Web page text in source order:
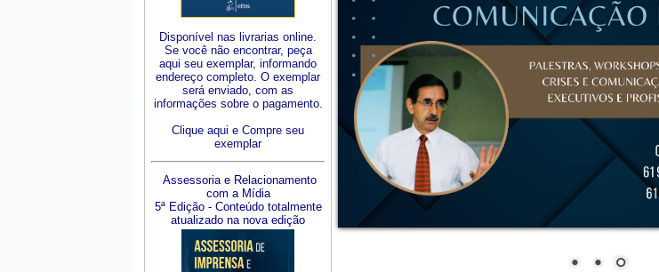
Disponível nas livrarias online.
Se você não encontrar, peça
aqui seu exemplar, informando
endereço completo. O exemplar
será enviado, com as
informações sobre o pagamento.
Clique aqui e Compre seu
exemplar
Assessoria e Relacionamento
com a Mídia
5ª Edição - Conteúdo totalmente
atualizado na nova edição